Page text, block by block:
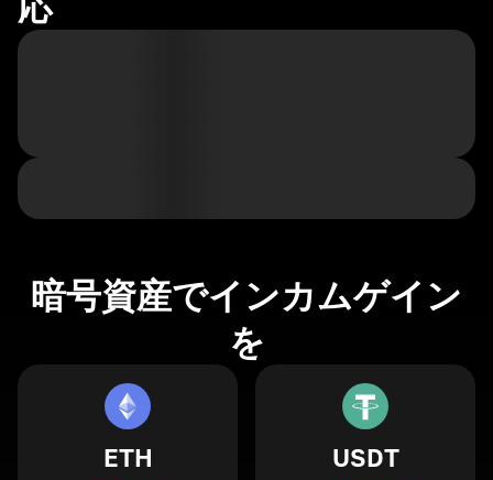
暗号資産でインカムゲイン
を
ETH USDT